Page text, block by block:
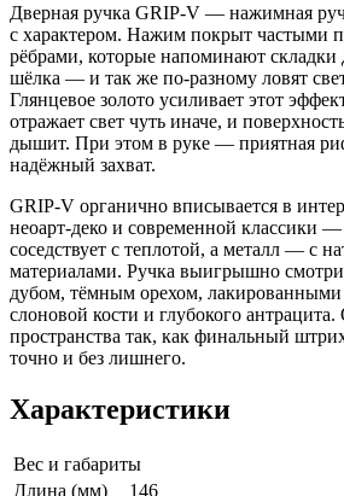
Дверная ручка GRIP-V — нажимная
с характером. Нажим покрыт частыми
рёбрами, которые напоминают складки
шёлка — и так же по-разному ловят
Глянцевое золото усиливает этот
отражает свет чуть иначе, и
дышит. При этом в руке — приятная
надёжный захват.
GRIP-V органично вписывается в
неоарт-деко и современной классики —
соседствует с теплотой, а металл — с
материалами. Ручка выигрышно
дубом, тёмным орехом, лакированными
слоновой кости и глубокого антрацита.
пространства так, как финальный
точно и без лишнего.
Характеристики
Вес и габариты
Длина (мм)
146